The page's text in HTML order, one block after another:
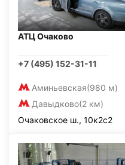
АТЦ Очаково
+7 (495) 152-31-11
Аминьевская(980 м)
Давыдково(2 км)
Очаковское ш., 10к2с2